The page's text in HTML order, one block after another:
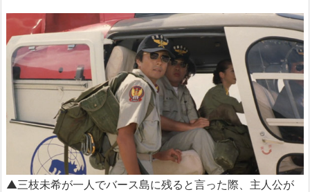
▲三枝未希が一人でバース島に残ると言った際、主人公が